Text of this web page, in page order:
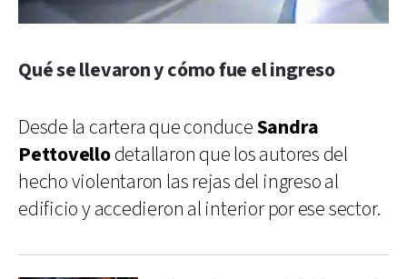
Qué se llevaron y cómo fue el ingreso
Desde la cartera que conduceSandra
Pettovellodetallaron que los autores del
hecho violentaron las rejas del ingreso al
edificio y accedieron al interior por ese sector.